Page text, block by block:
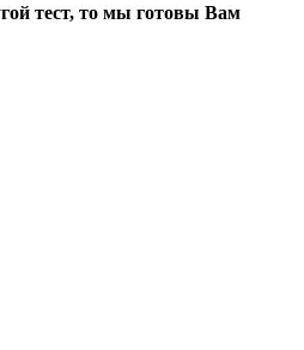
тест, то мы готовы Вам